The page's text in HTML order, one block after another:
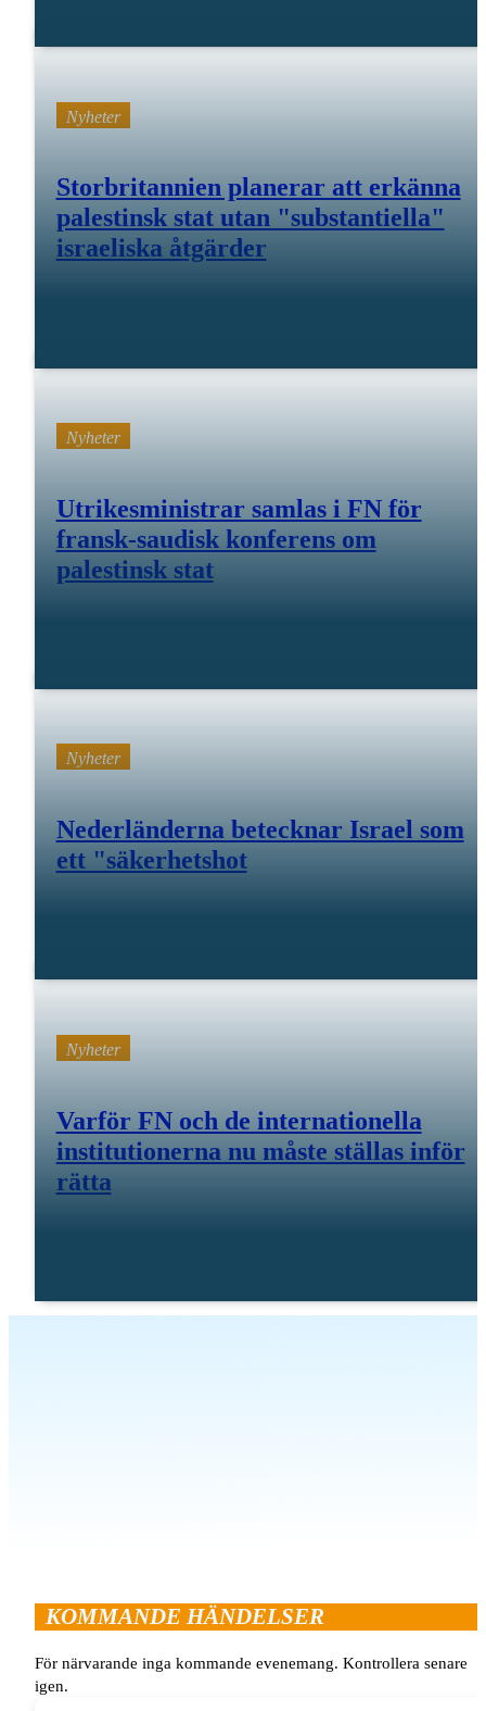
Nyheter
Storbritannien planerar att erkänna
palestinsk stat utan "substantiella"
israeliska åtgärder
Nyheter
Utrikesministrar samlas i FN för
fransk-saudisk konferens om
palestinsk stat
Nyheter
Nederländerna betecknar Israel som
ett "säkerhetshot
Nyheter
Varför FN och de internationella
institutionerna nu måste ställas inför
rätta
KOMMANDE HÄNDELSER
För närvarande inga kommande evenemang. Kontrollera senare
igen.